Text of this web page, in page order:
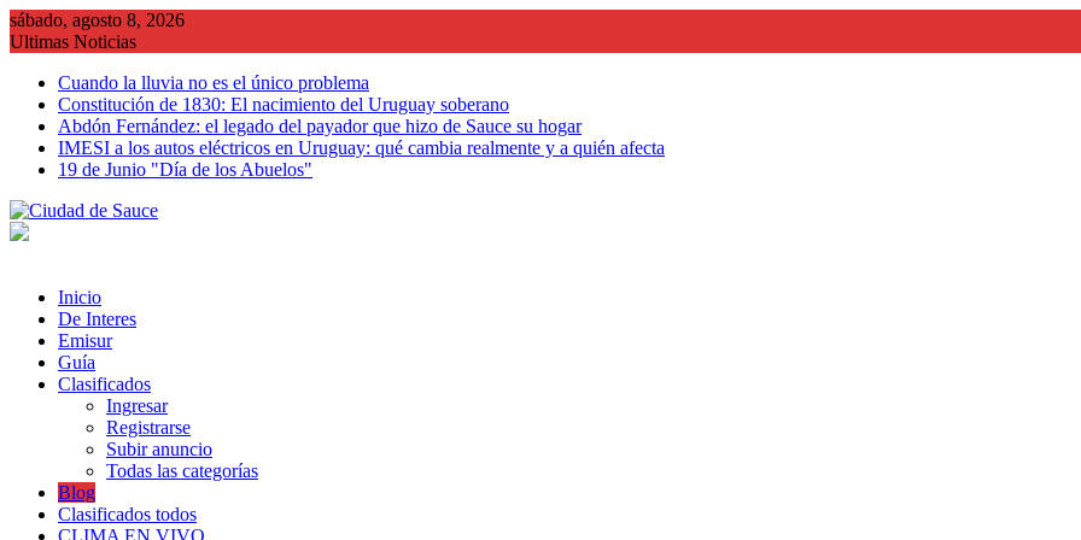
Saltar
al
sábado, agosto 8, 2026
Ultimas Noticias
Cuando la lluvia no es el único problema
Constitución de 1830: El nacimiento del Uruguay soberano
Abdón Fernández: el legado del payador que hizo de Sauce su hogar
IMESI a los autos eléctricos en Uruguay: qué cambia realmente y a quién afecta
19 de Junio "Día de los Abuelos"
Inicio
De Interes
Emisur
Guía
Clasificados
Ingresar
Registrarse
Subir anuncio
Todas las categorías
Blog
Clasificados todos
CLIMA EN VIVO